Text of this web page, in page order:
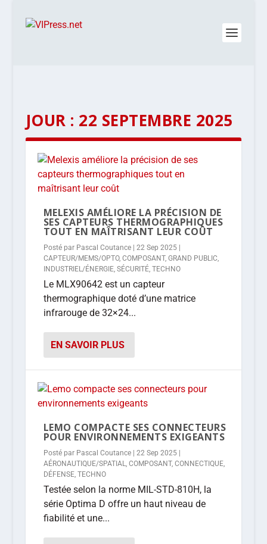
JOUR : 22 SEPTEMBRE 2025
MELEXIS AMÉLIORE LA PRÉCISION DE
SES CAPTEURS THERMOGRAPHIQUES
TOUT EN MAÎTRISANT LEUR COÛT
Posté par Pascal Coutance| 22 Sep 2025|
CAPTEUR/MEMS/OPTO, COMPOSANT, GRAND PUBLIC,
INDUSTRIEL/ÉNERGIE, SÉCURITÉ, TECHNO
Le MLX90642 est un capteur
thermographique doté d’une matrice
infrarouge de 32×24...
EN SAVOIR PLUS
LEMO COMPACTE SES CONNECTEURS
POUR ENVIRONNEMENTS EXIGEANTS
Posté par Pascal Coutance| 22 Sep 2025|
AÉRONAUTIQUE/SPATIAL, COMPOSANT, CONNECTIQUE,
DÉFENSE, TECHNO
Testée selon la norme MIL-STD-810H, la
série Optima D offre un haut niveau de
fiabilité et une...